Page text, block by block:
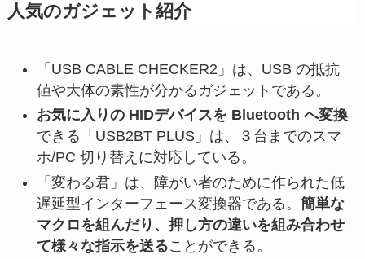
人気のガジェット紹介
「USB CABLE CHECKER2」は、USB の抵抗
値や大体の素性が分かるガジェットである。
お気に入りの HIDデバイスを Bluetooth へ変換
できる「USB2BT PLUS」は、３台までのスマ
ホ/PC 切り替えに対応している。
「変わる君」は、障がい者のために作られた低
遅延型インターフェース変換器である。 簡単な
マクロを組んだり、押し方の違いを組み合わせ
て様々な指示を送ることができる。